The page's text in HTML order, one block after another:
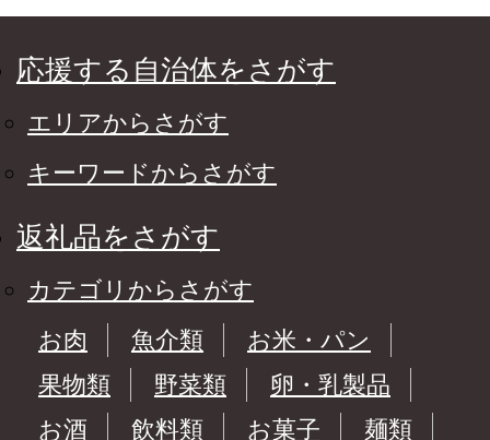
応援する自治体をさがす
エリアからさがす
キーワードからさがす
返礼品をさがす
カテゴリからさがす
お肉
魚介類
お米・パン
果物類
野菜類
卵・乳製品
お酒
飲料類 お菓子
麺類